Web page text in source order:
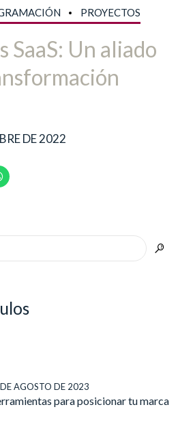
PROYECTOS
SaaS: Un aliado
DE 2022
AGOSTO DE 2023
para posicionar tu marca